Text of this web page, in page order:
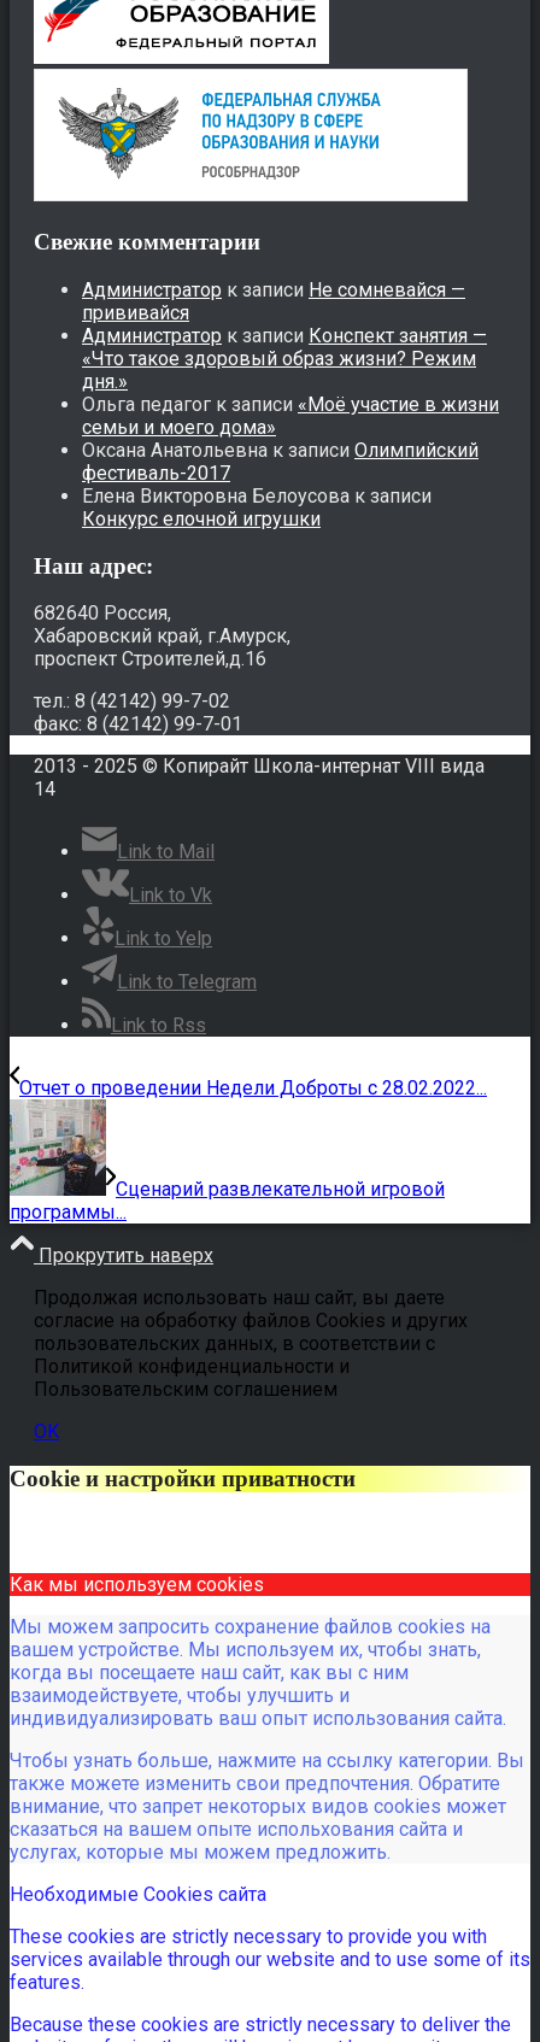
Свежие комментарии
Администратор к записи Не сомневайся —
прививайся
Администратор к записи Конспект занятия —
«Что такое здоровый образ жизни? Режим
дня.»
Ольга педагог к записи «Моё участие в жизни
семьи и моего дома»
Оксана Анатольевна к записи Олимпийский
фестиваль-2017
Елена Викторовна Белоусова к записи
Конкурс елочной игрушки
Наш адрес:
682640 Россия,
Хабаровский край, г.Амурск,
проспект Строителей,д.16
тел.: 8 (42142) 99-7-02
факс: 8 (42142) 99-7-01
2013 - 2025 © Копирайт Школа-интернат VIII вида
14
Link to Mail
Link to Vk
Link to Yelp
Link to Telegram
Link to Rss
Отчет о проведении Недели Доброты с 28.02.2022...
Сценарий развлекательной игровой
программы...
Прокрутить наверх
Продолжая использовать наш сайт, вы даете
согласие на обработку файлов Cookies и других
пользовательских данных, в соответствии с
Политикой конфиденциальности и
Пользовательским соглашением
OK
Cookie и настройки приватности
Как мы используем cookies
Мы можем запросить сохранение файлов cookies на
вашем устройстве. Мы используем их, чтобы знать,
когда вы посещаете наш сайт, как вы с ним
взаимодействуете, чтобы улучшить и
индивидуализировать ваш опыт использования сайта.
Чтобы узнать больше, нажмите на ссылку категории. Вы
также можете изменить свои предпочтения. Обратите
внимание, что запрет некоторых видов cookies может
сказаться на вашем опыте испольхования сайта и
услугах, которые мы можем предложить.
Необходимые Cookies сайта
These cookies are strictly necessary to provide you with
services available through our website and to use some of its
features.
Because these cookies are strictly necessary to deliver the